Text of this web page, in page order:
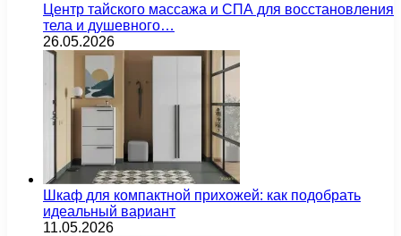
Центр тайского массажа и СПА для восстановления
тела и душевного…
26.05.2026
Шкаф для компактной прихожей: как подобрать
идеальный вариант
11.05.2026